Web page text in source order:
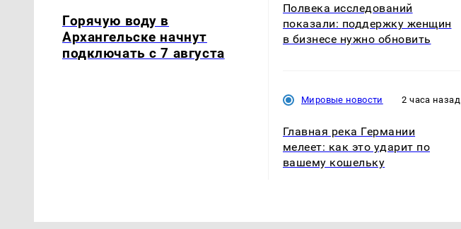
Горячую воду в
Архангельске начнут
подключать с 7 августа
Полвека исследований
показали: поддержку женщин
в бизнесе нужно обновить
Мировые новости 2 часа назад
Главная река Германии
мелеет: как это ударит по
вашему кошельку